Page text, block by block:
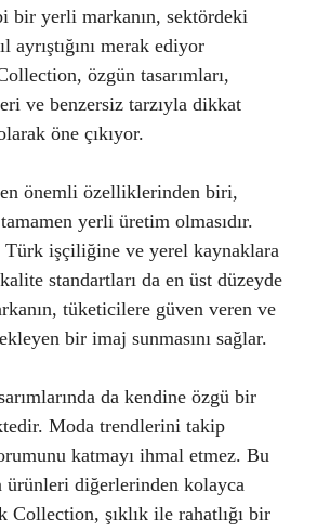
bir yerli markanın, sektördeki
ayrıştığını merak ediyor
özgün tasarımları,
ve benzersiz tarzıyla dikkat
öne çıkıyor.
önemli özelliklerinden biri,
yerli üretim olmasıdır.
Türk işçiliğine ve yerel kaynaklara
standartları da en üst düzeyde
tüketicilere güven veren ve
bir imaj sunmasını sağlar.
da kendine özgü bir
Moda trendlerini takip
katmayı ihmal etmez. Bu
ürünleri diğerlerinden kolayca
Collection, şıklık ile rahatlığı bir